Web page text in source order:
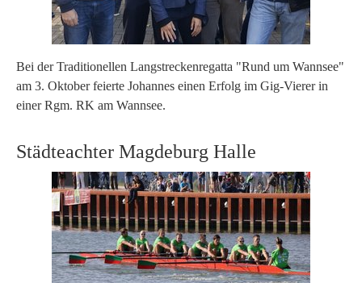
Bei der Traditionellen Langstreckenregatta "Rund um Wannsee"
am 3. Oktober feierte Johannes einen Erfolg im Gig-Vierer in
einer Rgm. RK am Wannsee.
Städteachter Magdeburg Halle